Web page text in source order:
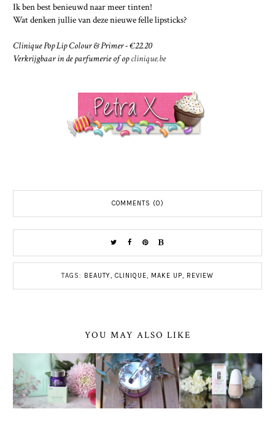
Ik ben best benieuwd naar meer tinten!
Wat denken jullie van deze nieuwe felle lipsticks?
Clinique Pop Lip Colour & Primer - €22.20
Verkrijgbaar in de parfumerie of opclinique.be
COMMENTS (0)
TAGS: BEAUTY, CLINIQUE, MAKE UP, REVIEW
YOU MAY ALSO LIKE